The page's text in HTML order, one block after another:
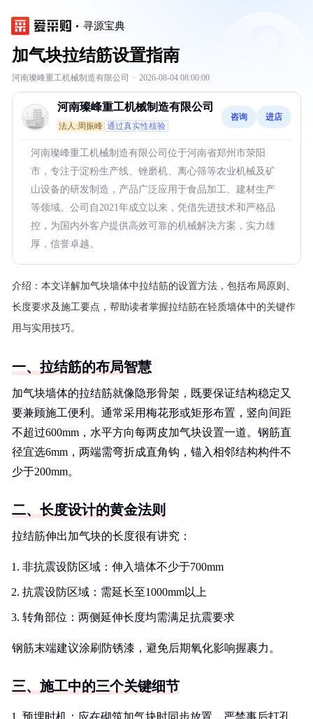
寻源宝典
加气块拉结筋设置指南
河南璨峰重工机械制造有限公司 · 2026-08-04 08:00:00
河南璨峰重工机械制造有限公司
法人:周振峰 通过真实性核验
咨询 进店
河南璨峰重工机械制造有限公司位于河南省郑州市荥阳
市，专注于淀粉生产线、锉磨机、离心筛等农业机械及矿
山设备的研发制造，产品广泛应用于食品加工、建材生产
等领域。公司自2021年成立以来，凭借先进技术和严格品
控，为国内外客户提供高效可靠的机械解决方案，实力雄
厚，信誉卓越。
介绍： 本文详解加气块墙体中拉结筋的设置方法，包括布局原则、
长度要求及施工要点，帮助读者掌握拉结筋在轻质墙体中的关键作
用与实用技巧。
一、拉结筋的布局智慧
加气块墙体的拉结筋就像隐形骨架，既要保证结构稳定又
要兼顾施工便利。通常采用梅花形或矩形布置，竖向间距
不超过600mm，水平方向每两皮加气块设置一道。钢筋直
径宜选6mm，两端需弯折成直角钩，锚入相邻结构构件不
少于200mm。
二、长度设计的黄金法则
拉结筋伸出加气块的长度很有讲究：
非抗震设防区域：伸入墙体不少于700mm
抗震设防区域：需延长至1000mm以上
转角部位：两侧延伸长度均需满足抗震要求
钢筋末端建议涂刷防锈漆，避免后期氧化影响握裹力。
三、施工中的三个关键细节
预埋时机：应在砌筑加气块时同步放置，严禁事后打孔